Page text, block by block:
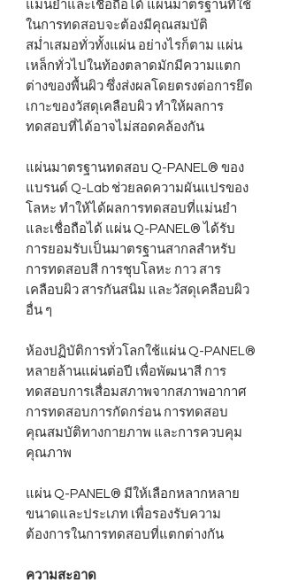
แม่นยำและเชื่อถือได้ แผ่นมาตรฐานที่ใช้
ในการทดสอบจะต้องมีคุณสมบัติ
สม่ำเสมอทั่วทั้งแผ่น อย่างไรก็ตาม แผ่น
เหล็กทั่วไปในท้องตลาดมักมีความแตก
ต่างของพื้นผิว ซึ่งส่งผลโดยตรงต่อการยึด
เกาะของวัสดุเคลือบผิว ทำให้ผลการ
ทดสอบที่ได้อาจไม่สอดคล้องกัน
แผ่นมาตรฐานทดสอบ Q-PANEL® ของ
แบรนด์ Q-Lab ช่วยลดความผันแปรของ
โลหะ ทำให้ได้ผลการทดสอบที่แม่นยำ
และเชื่อถือได้ แผ่น Q-PANEL® ได้รับ
การยอมรับเป็นมาตรฐานสากลสำหรับ
การทดสอบสี การชุบโลหะ กาว สาร
เคลือบผิว สารกันสนิม และวัสดุเคลือบผิว
อื่น ๆ
ห้องปฏิบัติการทั่วโลกใช้แผ่น Q-PANEL®
หลายล้านแผ่นต่อปี เพื่อพัฒนาสี การ
ทดสอบการเสื่อมสภาพจากสภาพอากาศ
การทดสอบการกัดกร่อน การทดสอบ
คุณสมบัติทางกายภาพ และการควบคุม
คุณภาพ
แผ่น Q-PANEL® มีให้เลือกหลากหลาย
ขนาดและประเภท เพื่อรองรับความ
ต้องการในการทดสอบที่แตกต่างกัน
ความสะอาด